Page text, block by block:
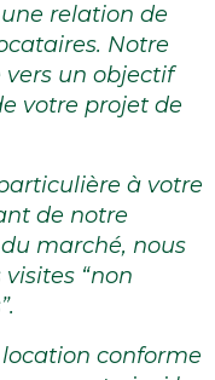
relation de
Notre
un objectif
votre projet de
à votre
de notre
marché, nous
“non
conforme